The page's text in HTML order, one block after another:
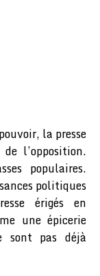
la presse
l’opposition.
populaires.
politiques
érigés en
une épicerie
sont pas déjà